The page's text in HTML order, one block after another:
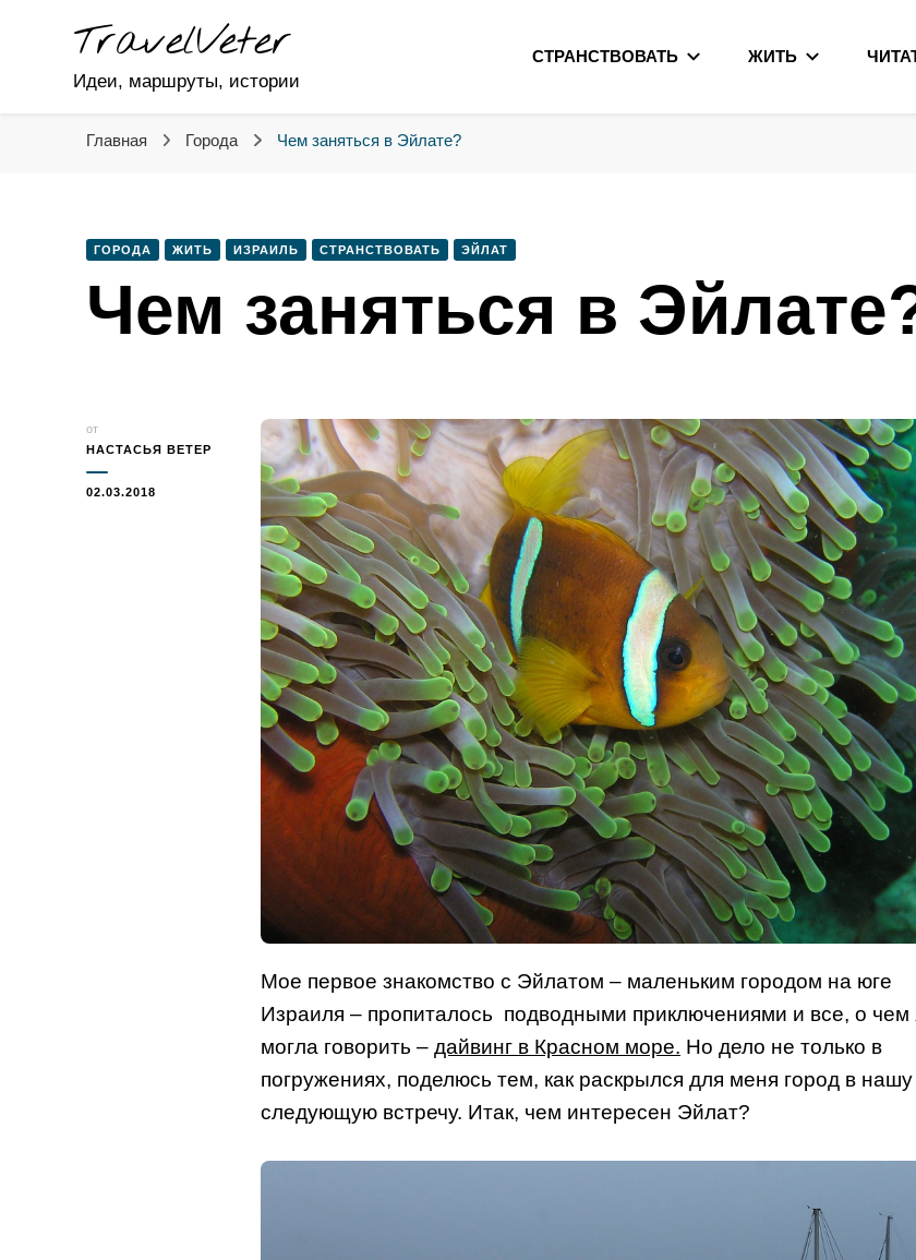
TravelVeter
Идеи, маршруты, истории
СТРАНСТВОВАТЬ ЖИТЬ
Главная Города Чем заняться в Эйлате?
ГОРОДА ЖИТЬ ИЗРАИЛЬ СТРАНСТВОВАТЬ ЭЙЛАТ
Чем заняться в
от
НАСТАСЬЯ ВЕТЕР
02.03.2018
Мое первое знакомство с Эйлатом – маленьким городом на юге
Израиля – пропиталось подводными приключениями и все, о чем
могла говорить – дайвинг в Красном море. Но дело не только в
погружениях, поделюсь тем, как раскрылся для меня город в нашу
следующую встречу. Итак, чем интересен Эйлат?